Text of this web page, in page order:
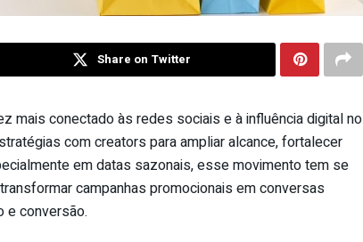
Share on Twitter
mais conectado às redes sociais e à influência digital no
com creators para ampliar alcance, fortalecer
em datas sazonais, esse movimento tem se
campanhas promocionais em conversas
e conversão.